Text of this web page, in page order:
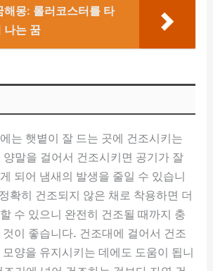
해몽: 롤러코스터를 타
나는 꿈
는 햇볕이 잘 드는 곳에 건조시키는
말을 걸어서 건조시키면 공기가 잘
되어 냄새의 발생을 줄일 수 있습니
확히 건조되지 않은 채로 착용하면 더
수 있으니 완전히 건조될 때까지 충
이 좋습니다. 건조대에 걸어서 건조
양을 유지시키는 데에도 도움이 됩니